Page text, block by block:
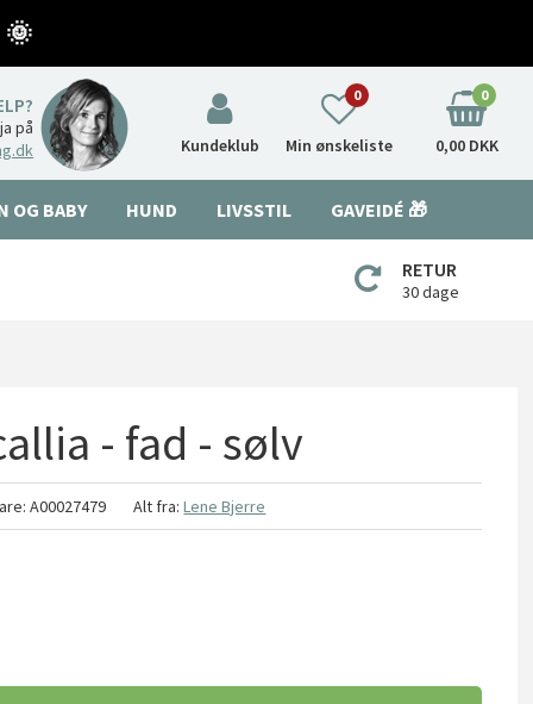
på
Kundeklub Min ønskeliste
0 0
0,00 DKK
OG BABY HUND LIVSSTIL GAVEIDÉ 🎁
RETUR
30 dage
- fad - sølv
A00027479 Alt fra:Lene Bjerre